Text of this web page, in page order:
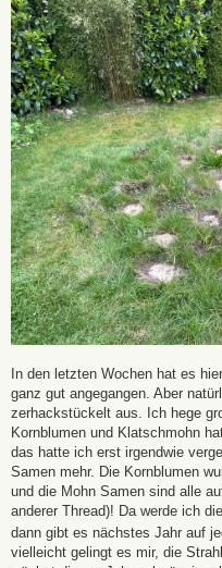
In den letzten Wochen hat es
ganz gut angegangen. Aber
zerhackstückelt aus. Ich hege
Kornblumen und Klatschmohn
das hatte ich erst irgendwie
Samen mehr. Die Kornblumen
und die Mohn Samen sind alle
anderer Thread)! Da werde ich
dann gibt es nächstes Jahr auf
vielleicht gelingt es mir, die